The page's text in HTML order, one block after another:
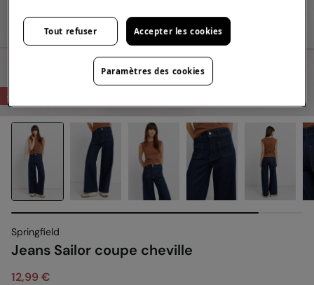
-72%
Springfield
Jeans Sailor coupe cheville
12,99 €
Tout refuser Accepter les cookies
Paramètres des cookies